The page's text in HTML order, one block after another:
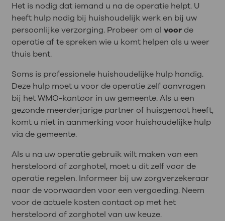
Het is nodig dat iemand u na de operatie helpt. U
heeft hulp nodig bij huishoudelijk werk en bij uw
persoonlijke verzorging. Probeer om al voorde
operatie af te spreken wie u komt helpen als u weer
thuis bent.
Soms is professionele huishoudelijke hulp handig.
Deze hulp moet u voor de operatie zelf aanvragen
bij het WMO-kantoor in uw gemeente. Als u een
gezonde meerderjarige partner of huisgenoot heeft,
komt u niet in aanmerking voor huishoudelijke hulp
via de gemeente.
Als u na uw operatie gebruik wilt maken van een
hersteloord of zorghotel, moet u dit zelf voor de
operatie regelen. Informeer bij uw zorgverzekeraar
naar de voorwaarden voor een vergoeding. Neem
voor de actuele kosten contact op met het
hersteloord of zorghotel van uw keuze.